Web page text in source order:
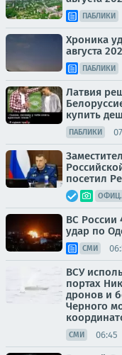
ПАБЛИКИ
Хроника
августа
ПАБЛИКИ
Латвия
купить
ПАБЛИКИ
посетил
ОФИЦ.
ВС России
удар по
СМИ
ВСУ
портах
дронов и
Черного
СМИ 06:45